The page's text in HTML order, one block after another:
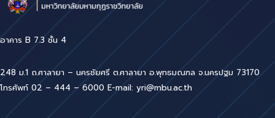
อาคาร B 7.3 ชั้น 4
248 ม.1 ถ.ศาลายา – นครชัยศรี ต.ศาลายา อ.พุทธมณฑล จ.นครปฐม 73170
โทรศัพท์ 02 – 444 – 6000 E-mail: yri@mbu.ac.th